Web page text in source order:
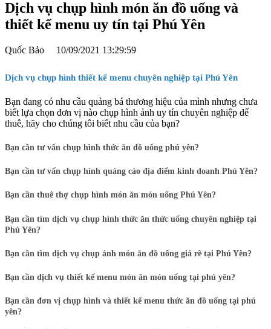
Dịch vụ chụp hình món ăn đồ uống và
thiết kế menu uy tín tại Phú Yên
Quốc Bảo 10/09/2021 13:29:59
Dịch vụ chụp hình thiết kế menu chuyên nghiệp tại Phú Yên
Bạn đang có nhu cầu quảng bá thương hiệu của mình nhưng chưa
biết lựa chọn đơn vị nào chụp hình ảnh uy tín chuyên nghiệp để
thuê, hãy cho chúng tôi biết nhu cầu của bạn?
Bạn cần tư vấn chụp hình thức ăn đồ uống phú yên?
Bạn cần tư vấn chụp hình quảng cáo địa điểm kinh doanh Phú Yên?
Bạn cần thuê thợ chụp hình món ăn món uống Phú Yên?
Bạn cần tìm dịch vụ chụp hình thức ăn thức uống chuyên nghiệp tại
Phú Yên?
Bạn cần tìm dịch vụ chụp ảnh món ăn đồ uống giá rẽ tại Phú Yên?
Bạn cần dịch vụ thiết kế menu món ăn món uống tại phú yên?
Bạn cần đơn vị chụp hình và thiết kế menu thức ăn đồ uống tại phú
yên?